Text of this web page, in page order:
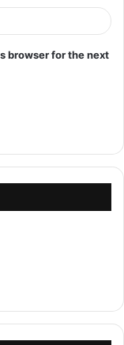
browser for the next